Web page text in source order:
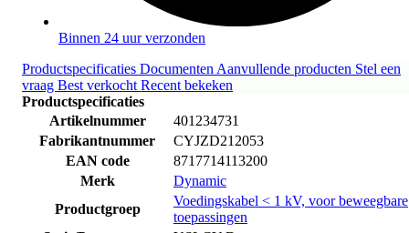
Binnen 24 uur verzonden
Productspecificaties Documenten Aanvullende producten Stel een
vraag Best verkocht Recent bekeken
Productspecificaties
Artikelnummer
401234731
Fabrikantnummer
CYJZD212053
EAN code
8717714113200
Merk
Dynamic
Productgroep
Voedingskabel < 1 kV, voor beweegbare
toepassingen